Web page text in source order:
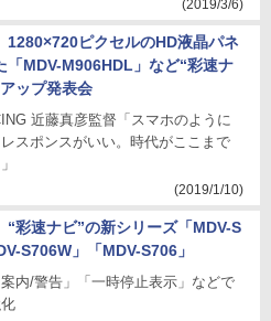
(2019/3/6)
1280×720ピクセルのHD液晶パネ
「MDV-M906HDL」など“彩速ナ
ップ発表会
近藤真彦監督「スマホのように
スポンスがいい。時代がここまで
(2019/1/10)
“彩速ナビ”の新シリーズ「MDV-S
S706W」「MDV-S706」
案内/警告」「一時停止表示」などで